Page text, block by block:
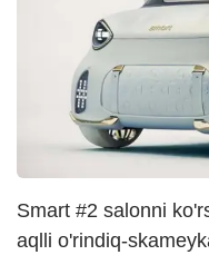
Smart #2 salonni
aqlli o'rindiq-